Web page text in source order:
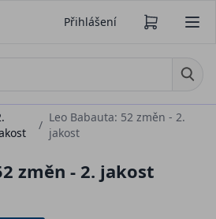
Přihlášení
/
Leo Babauta: 52 změn - 2.
jakost
změn - 2. jakost